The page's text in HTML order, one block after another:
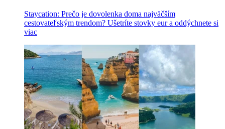
Staycation: Prečo je dovolenka doma najväčším
cestovateľským trendom? Ušetríte stovky eur a oddýchnete si
viac